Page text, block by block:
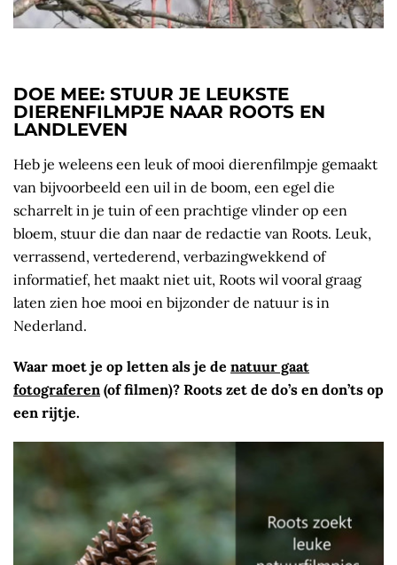
DOE MEE: STUUR JE LEUKSTE
DIERENFILMPJE NAAR ROOTS EN
LANDLEVEN
Heb je weleens een leuk of mooi dierenfilmpje gemaakt
van bijvoorbeeld een uil in de boom, een egel die
scharrelt in je tuin of een prachtige vlinder op een
bloem, stuur die dan naar de redactie van Roots. Leuk,
verrassend, vertederend, verbazingwekkend of
informatief, het maakt niet uit, Roots wil vooral graag
laten zien hoe mooi en bijzonder de natuur is in
Nederland.
Waar moet je op letten als je de natuur gaat
fotograferen (of filmen)? Roots zet de do’s en don’ts op
een rijtje.